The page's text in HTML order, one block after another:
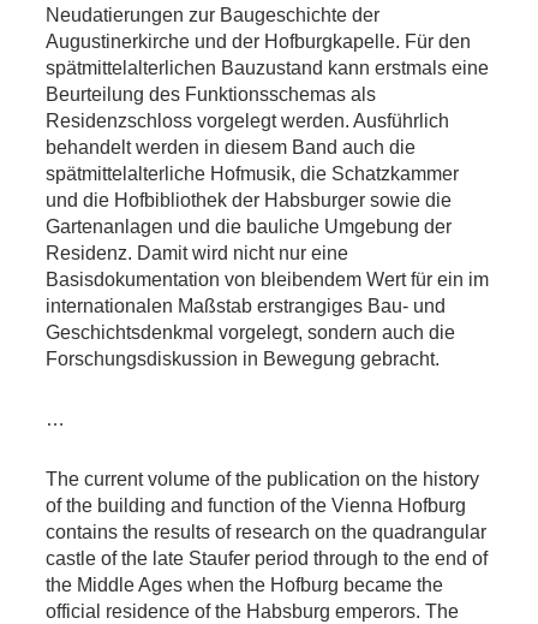
Neudatierungen zur Baugeschichte der
Augustinerkirche und der Hofburgkapelle. Für den
spätmittelalterlichen Bauzustand kann erstmals eine
Beurteilung des Funktionsschemas als
Residenzschloss vorgelegt werden. Ausführlich
behandelt werden in diesem Band auch die
spätmittelalterliche Hofmusik, die Schatzkammer
und die Hofbibliothek der Habsburger sowie die
Gartenanlagen und die bauliche Umgebung der
Residenz. Damit wird nicht nur eine
Basisdokumentation von bleibendem Wert für ein im
internationalen Maßstab erstrangiges Bau- und
Geschichtsdenkmal vorgelegt, sondern auch die
Forschungsdiskussion in Bewegung gebracht.
…
The current volume of the publication on the history
of the building and function of the Vienna Hofburg
contains the results of research on the quadrangular
castle of the late Staufer period through to the end of
the Middle Ages when the Hofburg became the
official residence of the Habsburg emperors. The